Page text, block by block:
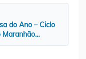
do Ano – Ciclo
Maranhão…